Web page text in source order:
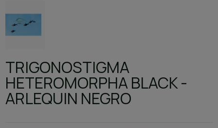
TRIGONOSTIGMA
HETEROMORPHA BLACK -
ARLEQUIN NEGRO